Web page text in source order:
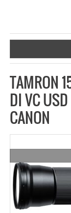
TAMRON
DI VC
CANON